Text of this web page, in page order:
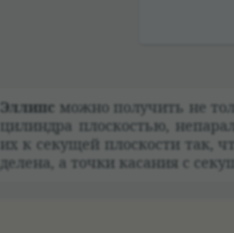
Эллипс можно полу­чить не
цилин­дра плос­ко­стью,
их к секущей плос­ко­сти так,
де­лена, а точки каса­ния с